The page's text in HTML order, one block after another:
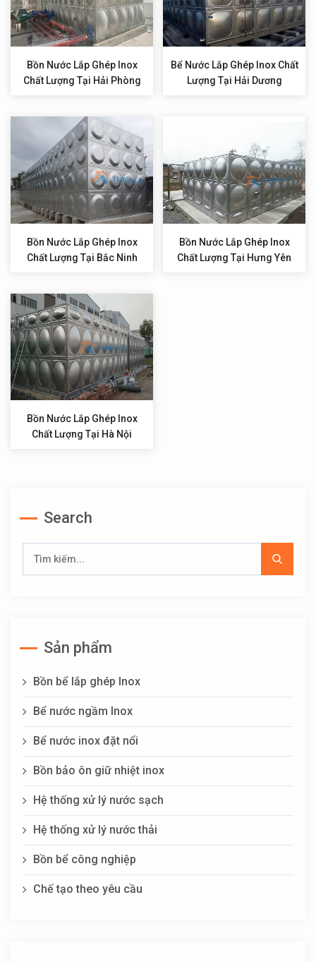
Bồn Nước Lắp Ghép Inox
Chất Lượng Tại Hải Phòng
Bể Nước Lắp Ghép Inox Chất
Lượng Tại Hải Dương
Bồn Nước Lắp Ghép Inox
Chất Lượng Tại Bắc Ninh
Bồn Nước Lắp Ghép Inox
Chất Lượng Tại Hưng Yên
Bồn Nước Lắp Ghép Inox
Chất Lượng Tại Hà Nội
Search
Sản phẩm
Bồn bể lắp ghép Inox
Bể nước ngầm Inox
Bể nước inox đặt nổi
Bồn bảo ôn giữ nhiệt inox
Hệ thống xử lý nước sạch
Hệ thống xử lý nước thải
Bồn bể công nghiệp
Chế tạo theo yêu cầu